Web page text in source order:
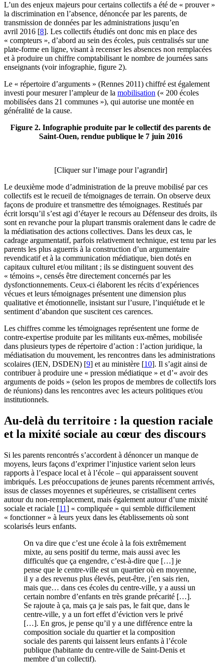
L’un des enjeux majeurs pour certains collectifs a été de « prouver »
la discrimination en l’absence, dénoncée par les parents, de
transmission de données par les administrations jusqu’en
avril 2016 [8]. Les collectifs étudiés ont donc mis en place des
« compteurs », d’abord au sein des écoles, puis centralisés sur une
plate-forme en ligne, visant à recenser les absences non remplacées
et à produire un chiffre comptabilisant le nombre de journées sans
enseignants (voir infographie, figure 2).
Le « répertoire d’arguments » (Rennes 2011) chiffré est également
investi pour mesurer l’ampleur de la mobilisation (« 200 écoles
mobilisées dans 21 communes »), qui autorise une montée en
généralité de la cause.
Figure 2. Infographie produite par le collectif des parents de
Saint-Ouen, rendue publique le 7 juin 2016
[Cliquer sur l’image pour l’agrandir]
Le deuxième mode d’administration de la preuve mobilisé par ces
collectifs est le recueil de témoignages de terrain. On observe deux
façons de produire et transmettre des témoignages. Restitués par
écrit lorsqu’il s’est agi d’étayer le recours au Défenseur des droits, ils
sont en revanche pour la plupart transmis oralement dans le cadre de
la médiatisation des actions collectives. Dans les deux cas, le
cadrage argumentatif, parfois relativement technique, est tenu par les
parents les plus aguerris à la construction d’un argumentaire
revendicatif et à la communication médiatique, bien dotés en
capitaux culturel et/ou militant ; ils se distinguent souvent des
« témoins », censés être directement concernés par les
dysfonctionnements. Ceux-ci élaborent les récits d’expériences
vécues et leurs témoignages présentent une dimension plus
qualitative et émotionnelle, insistant sur l’usure, l’inquiétude et le
sentiment d’abandon que suscitent ces carences.
Les chiffres comme les témoignages représentent une forme de
contre-expertise produite par les militants eux-mêmes, mobilisée
dans plusieurs types de répertoire d’action : l’action juridique, la
médiatisation du mouvement, les rencontres dans les administrations
scolaires (IEN, DSDEN) [9] et au ministère [10]. Il s’agit ainsi de
contribuer à produire une « pression médiatique » et d’« avoir des
arguments de poids » (selon les propos de membres de collectifs lors
de réunions) dans les rencontres avec les acteurs politiques et/ou
institutionnels.
Au-delà du territoire : la question raciale
et la mixité sociale au cœur des discours
Si les parents rencontrés s’accordent à dénoncer un manque de
moyens, leurs façons d’exprimer l’injustice varient selon leurs
rapports à l’espace local et à l’école – qui apparaissent souvent
imbriqués. Les préoccupations de jeunes parents récemment arrivés,
issus de classes moyennes et supérieures, se cristallisent certes
autour du non-remplacement, mais également autour d’une mixité
sociale et raciale [11] « compliquée » qui semble difficilement
« fonctionner » à leurs yeux dans les établissements où sont
scolarisés leurs enfants.
On va dire que c’est une école à la fois extrêmement
mixte, au sens positif du terme, mais aussi avec les
difficultés que ça engendre, c’est-à-dire que […] je
pense que le centre-ville est un quartier où en moyenne,
il y a des revenus plus élevés, peut-être, j’en sais rien,
mais que… dans ces écoles du centre-ville, y a aussi un
certain nombre d’enfants en très grande précarité […].
Se rajoute à ça, mais ça je sais pas, le fait que, dans le
centre-ville, y a un fort effet d’éviction vers le privé
[…]. En gros, je pense qu’il y a une différence entre la
composition sociale du quartier et la composition
sociale des parents qui laissent leurs enfants à l’école
publique (habitante du centre-ville de Saint-Denis et
membre d’un collectif).